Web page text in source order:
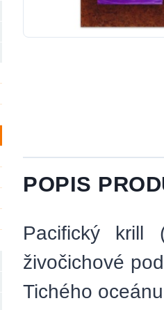
POPIS
Pacifický krill
živočichové
Tichého